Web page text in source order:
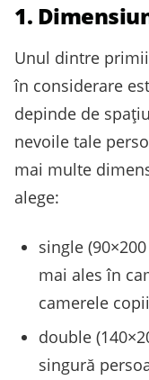
1.
Unul dintre
în considerare
depinde de
nevoile tale
mai multe
alege:
single
mai ales în
camerele
double
singură